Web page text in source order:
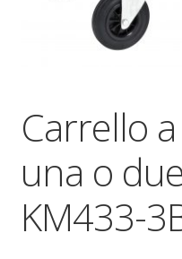
Ordini
Pagamenti
Pagamento
Carrello
una o
KM433-